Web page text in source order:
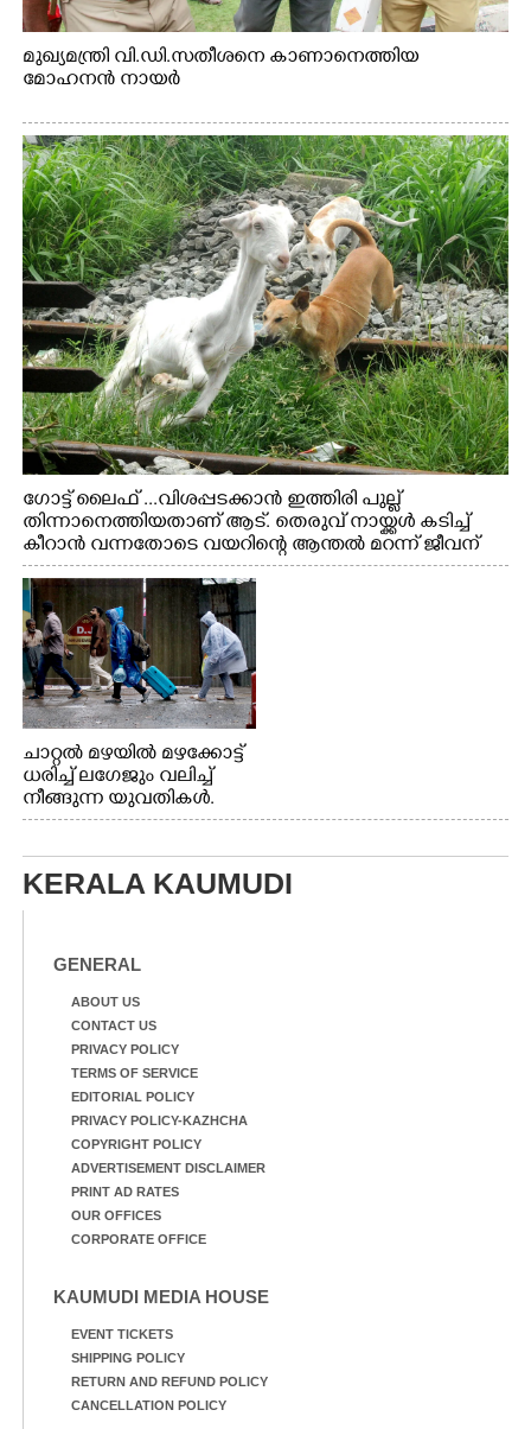
മുഖ്യമന്ത്രി വി.ഡി.സതീശനെ കാണാനെത്തിയ
മോഹനൻ നായർ
ഗോട്ട് ലൈഫ് ...വിശപ്പടക്കാൻ ഇത്തിരി പുല്ല്
തിന്നാനെത്തിയതാണ് ആട്. തെരുവ് നായ്ക്കൾ കടിച്ച്
കീറാൻ വന്നതോടെ വയറിന്റെ ആന്തൽ മറന്ന് ജീവന്
വേണ്ടിയായി ഓട്ടം. എറണാകുളം വാത്തുരുത്തിയിൽ
നിന്നുള്ള കാഴ്ച
ചാറ്റൽ മഴയിൽ മഴക്കോട്ട്
ധരിച്ച് ലഗേജും വലിച്ച്
നീങ്ങുന്ന യുവതികൾ.
എറണാകുളം മേനകയിൽ
KERALA KAUMUDI
GENERAL
ABOUT US
CONTACT US
PRIVACY POLICY
TERMS OF SERVICE
EDITORIAL POLICY
PRIVACY POLICY-KAZHCHA
COPYRIGHT POLICY
ADVERTISEMENT DISCLAIMER
PRINT AD RATES
OUR OFFICES
CORPORATE OFFICE
KAUMUDI MEDIA HOUSE
EVENT TICKETS
SHIPPING POLICY
RETURN AND REFUND POLICY
CANCELLATION POLICY